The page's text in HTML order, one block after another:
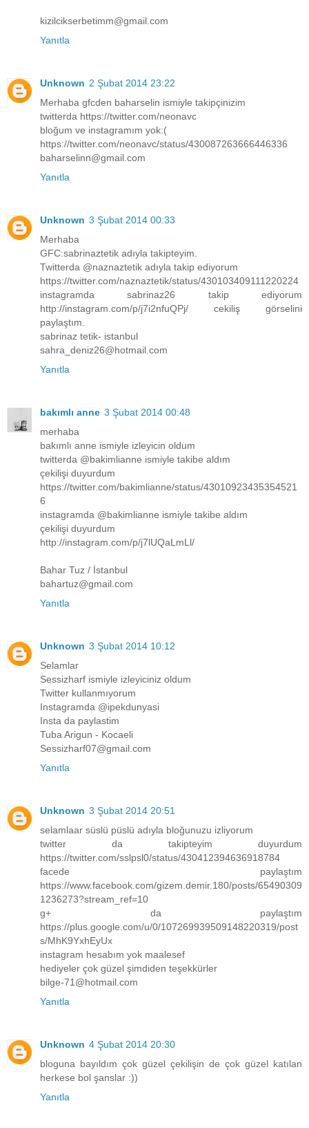
kizilcikserbetimm@gmail.com
Yanıtla
Unknown 2 Şubat 2014 23:22
Merhaba gfcden baharselin ismiyle takipçinizim
twitterda https://twitter.com/neonavc
bloğum ve instagramım yok:(
https://twitter.com/neonavc/status/430087263666446336
baharselinn@gmail.com
Yanıtla
Unknown 3 Şubat 2014 00:33
Merhaba
GFC:sabrinaztetik adıyla takipteyim.
Twitterda @naznaztetik adıyla takip ediyorum
https://twitter.com/naznaztetik/status/430103409111220224
instagramda sabrinaz26 takip ediyorum
http://instagram.com/p/j7i2nfuQPj/ cekiliş görselini
paylaştım.
sabrinaz tetik- istanbul
sahra_deniz26@hotmail.com
Yanıtla
bakımlı anne 3 Şubat 2014 00:48
merhaba
bakımlı anne ismiyle izleyicin oldum
twitterda @bakimlianne ismiyle takibe aldım
çekilişi duyurdum
https://twitter.com/bakimlianne/status/43010923435354521
6
instagramda @bakimlianne ismiyle takibe aldım
çekilişi duyurdum
http://instagram.com/p/j7lUQaLmLl/
Bahar Tuz / İstanbul
bahartuz@gmail.com
Yanıtla
Unknown 3 Şubat 2014 10:12
Selamlar
Sessizharf ismiyle izleyiciniz oldum
Twitter kullanmıyorum
Instagramda @ipekdunyasi
Insta da paylastim
Tuba Arigun - Kocaeli
Sessizharf07@gmail.com
Yanıtla
Unknown 3 Şubat 2014 20:51
selamlaar süslü püslü adıyla bloğunuzu izliyorum
twitter da takipteyim duyurdum
https://twitter.com/sslpsl0/status/430412394636918784
facede paylaştım
https://www.facebook.com/gizem.demir.180/posts/65490309
1236273?stream_ref=10
g+ da paylaştım
https://plus.google.com/u/0/107269939509148220319/post
s/MhK9YxhEyUx
instagram hesabım yok maalesef
hediyeler çok güzel şimdiden teşekkürler
bilge-71@hotmail.com
Yanıtla
Unknown 4 Şubat 2014 20:30
bloguna bayıldım çok güzel çekilişin de çok güzel katılan
herkese bol şanslar :))
Yanıtla